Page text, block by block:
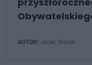
AUTOR: Jacek Skorek